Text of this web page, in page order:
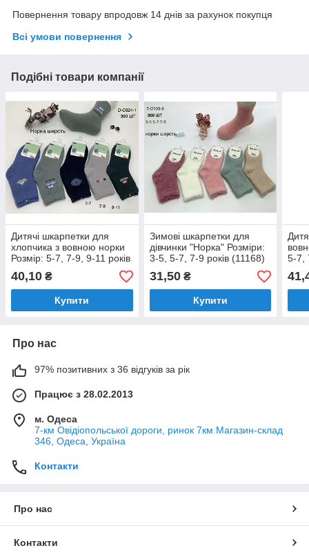
Повернення товару впродовж 14 днів за рахунок покупця
Всі умови повернення
Подібні товари компанії
Дитячі шкарпетки для
хлопчика з вовною норки
Розмір: 5-7, 7-9, 9-11 років
(14075)
40,10 ₴
Купити
Зимові шкарпетки для
дівчинки "Норка" Розміри:
3-5, 5-7, 7-9 років (11168)
31,50₴
Купити
5-7,
Про нас
97% позитивних з 36 відгуків за рік
Працює з 28.02.2013
м. Одеса
7-км Овідіопольської дороги, ринок 7км Магазин-склад
346, Одеса, Україна
Контакти
Про нас
Контакти